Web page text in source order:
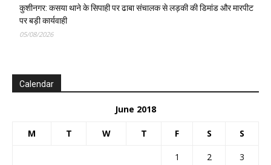
कुशीनगर: कसया थाने के सिपाही पर ढाबा संचालक से लड़की की डिमांड और मारपीट
पर बड़ी कार्यवाही
05/08/2026
Calendar
June 2018
M T W T F S S
1 2
3